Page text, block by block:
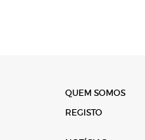
QUEM SOMOS
REGISTO